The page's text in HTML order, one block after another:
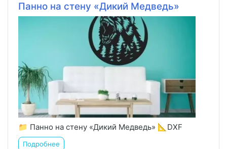
Панно на стену «Дикий Медведь»
📁 Панно на стену «Дикий Медведь» 📐DXF
Подробнее